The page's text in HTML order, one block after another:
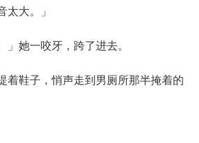
太大。」
她一咬牙，跨了进去。
鞋子，悄声走到男厕所那半掩着的